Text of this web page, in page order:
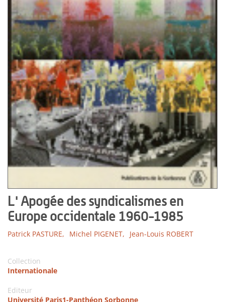
L' Apogée des syndicalismes en
Europe occidentale 1960-1985
Patrick PASTURE, Michel PIGENET, Jean-Louis ROBERT
Collection
Internationale
Editeur
Université Paris1-Panthéon Sorbonne